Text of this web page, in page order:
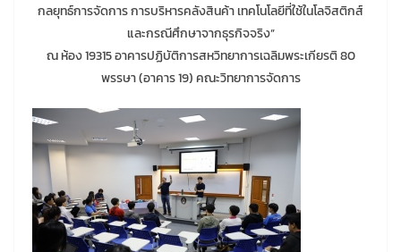
กลยุทธ์การจัดการ การบริหารคลังสินค้า เทคโนโลยีที่ใช้ในโลจิสติกส์
และกรณีศึกษาจากธุรกิจจริง”
ณ ห้อง 19315 อาคารปฏิบัติการสหวิทยาการเฉลิมพระเกียรติ 80
พรรษา (อาคาร 19) คณะวิทยาการจัดการ